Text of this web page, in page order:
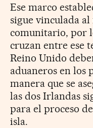
Ese marco
sigue vinculada
comunitario, por
cruzan entre ese
Reino Unido
aduaneros en los
manera que se
las dos Irlandas
para el proceso
isla.